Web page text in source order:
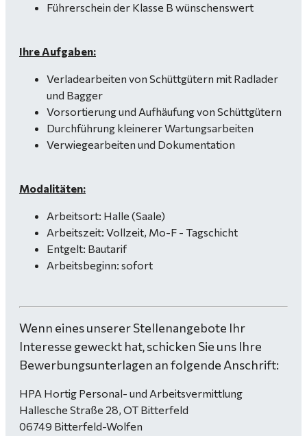
Führerschein der Klasse B wünschenswert
Ihre Aufgaben:
Verladearbeiten von Schüttgütern mit Radlader
und Bagger
Vorsortierung und Aufhäufung von Schüttgütern
Durchführung kleinerer Wartungsarbeiten
Verwiegearbeiten und Dokumentation
Modalitäten:
Arbeitsort: Halle (Saale)
Arbeitszeit: Vollzeit, Mo-F - Tagschicht
Entgelt: Bautarif
Arbeitsbeginn: sofort
Wenn eines unserer Stellenangebote Ihr
Interesse geweckt hat, schicken Sie uns Ihre
Bewerbungsunterlagen an folgende Anschrift:
HPA Hortig Personal- und Arbeitsvermittlung
Hallesche Straße 28, OT Bitterfeld
06749 Bitterfeld-Wolfen